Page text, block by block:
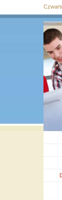
Przejdź
Przejdź do
wyszukiwania
Przejdź
Przejdź
Przejdź